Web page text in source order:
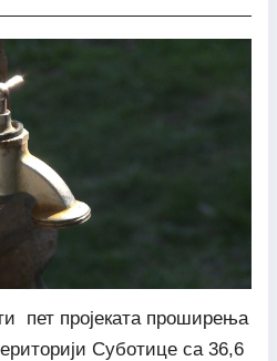
пет пројеката проширења
Суботице са 36,6